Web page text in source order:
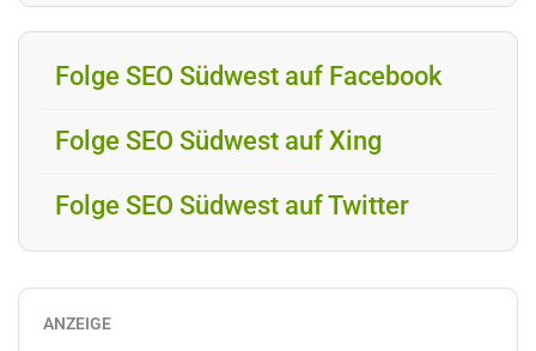
Folge SEO Südwest auf Facebook
Folge SEO Südwest auf Xing
Folge SEO Südwest auf Twitter
ANZEIGE